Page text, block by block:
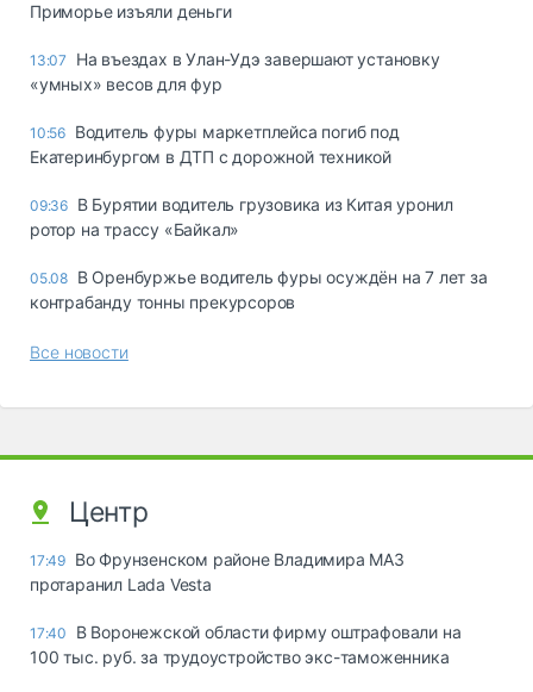
Приморье изъяли деньги
13:07
Ha въeздax в Улaн-Удэ зaвepшaют ycтaнoвкy
«yмныx» вecoв для фyp
10:56 Водитель фуры маркетплейса погиб под
Екатеринбургом в ДТП с дорожной техникой
09:36 В Бурятии водитель грузовика из Китая уронил
ротор на трассу «Байкал»
05.08 В Оренбуржье водитель фуры осуждён на 7 лет за
контрабанду тонны прекурсоров
Все новости
Центр
17:49 Во Фрунзенском районе Владимира МАЗ
протаранил Lada Vesta
17:40
В Воронежской области фирму оштрафовали на
100 тыс. руб. за трудоустройство экс-таможенника